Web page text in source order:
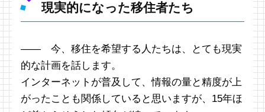
現実的になった移住者たち
―― 今、移住を希望する人たちは、とても現実
的な計画を話します。
インターネットが普及して、情報の量と精度が上
がったことも関係していると思いますが、15年ほ